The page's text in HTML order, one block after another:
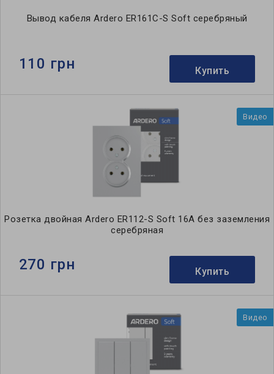
Вывод кабеля Ardero ER161C-S Soft серебряный
110 грн Купить
Видео
Розетка двойная Ardero ER112-S Soft 16А без заземления
серебряная
270 грн Купить
Видео